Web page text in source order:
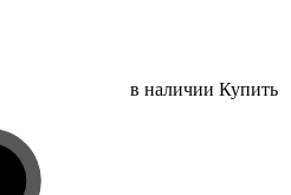
в наличии Купить